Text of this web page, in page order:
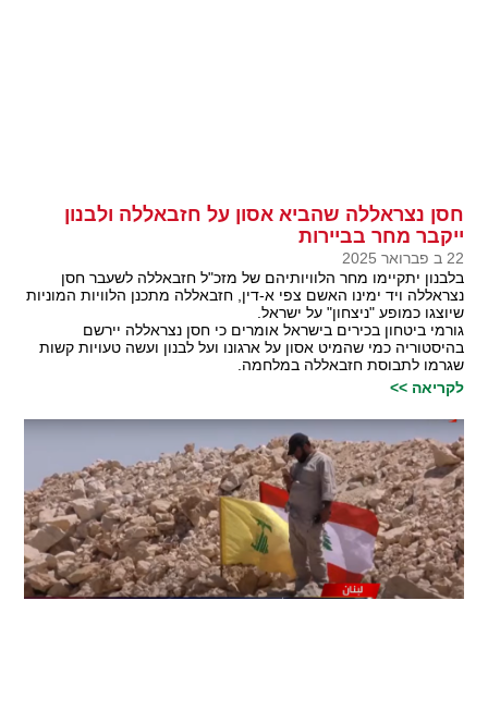
חסן נצראללה שהביא אסון על חזבאללה ולבנון
ייקבר מחר בביירות
22 ב פברואר 2025
בלבנון יתקיימו מחר הלוויותיהם של מזכ"ל חזבאללה לשעבר חסן
נצראללה ויד ימינו האשם צפי א-דין, חזבאללה מתכנן הלוויות המוניות
שיוצגו כמופע "ניצחון" על ישראל.
גורמי ביטחון בכירים בישראל אומרים כי חסן נצראללה יירשם
בהיסטוריה כמי שהמיט אסון על ארגונו ועל לבנון ועשה טעויות קשות
שגרמו לתבוסת חזבאללה במלחמה.
לקריאה >>